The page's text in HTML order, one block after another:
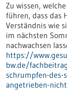
Zu wissen,
führen, dass das
Verständnis wie
im nächsten
nachwachsen
https://
bw.de/
schrumpfen-des-
angetrieben-